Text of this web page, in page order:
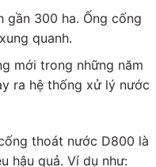
gần 300 ha. Ống cống
quanh.
mới trong những năm
ra hệ thống xử lý nước
thoát nước D800 là
hậu quả. Ví dụ như: